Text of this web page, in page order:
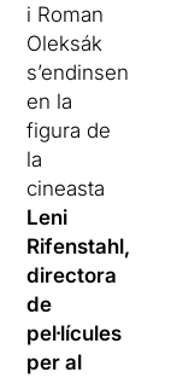
i Roman
Oleksák
s’endinsen
en la
figura de
la
cineasta
Leni
Rifenstahl,
directora
de
pel·lícules
per al